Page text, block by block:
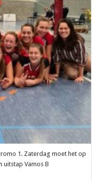
1. Zaterdag moet het op
uitstap Vamos B